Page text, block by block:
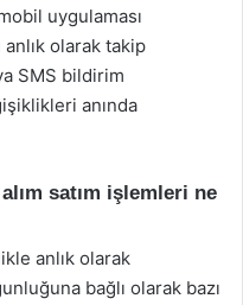
uygulaması
olarak takip
SMS bildirim
anında
satım işlemleri ne
anlık olarak
bağlı olarak bazı